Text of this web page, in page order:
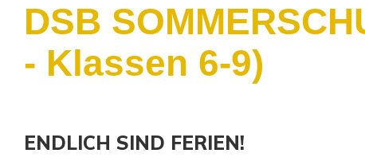
DSB
- Klassen 6-9)
ENDLICH SIND FERIEN!